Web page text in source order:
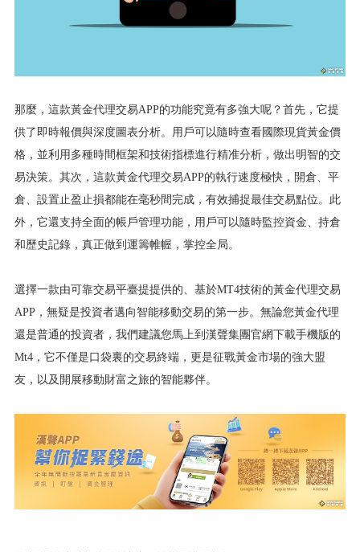
那麼，這款黃金代理交易APP的功能究竟有多強大呢？首先，它提
供了即時報價與深度圖表分析。用戶可以隨時查看國際現貨黃金價
格，並利用多種時間框架和技術指標進行精准分析，做出明智的交
易決策。其次，這款黃金代理交易APP的執行速度極快，開倉、平
倉、設置止盈止損都能在毫秒間完成，有效捕捉最佳交易點位。此
外，它還支持全面的帳戶管理功能，用戶可以隨時監控資金、持倉
和歷史記錄，真正做到運籌帷幄，掌控全局。
選擇一款由可靠交易平臺提提供的、基於MT4技術的黃金代理交易
APP，無疑是投資者邁向智能移動交易的第一步。無論您黃金代理
還是普通的投資者，我們建議您馬上到漢聲集團官網下載手機版的
Mt4，它不僅是口袋裏的交易終端，更是征戰黃金市場的強大盟
友，以及開展移動財富之旅的智能夥伴。